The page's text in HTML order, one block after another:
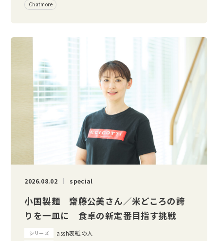
Chatmore
2026.08.02 special
小国製麺 齋藤公美さん／米どころの誇
りを一皿に 食卓の新定番目指す挑戦
シリーズ assh表紙の人